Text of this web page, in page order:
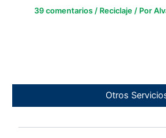
39 comentarios / Reciclaje / Por
Otros